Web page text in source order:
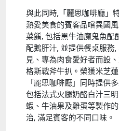
與此同時,「麗思咖啡廳」
熱愛美食的賓客品嚐異國
菜餚, 包括黑牛油魔鬼魚配
配鵝肝汁, 並提供餐桌服務
見、專為肉食愛好者而設
格斯戰斧牛扒。榮獲米芝
「麗思咖啡廳」同時提供
包括法式火腿奶酪白汁三
蝦、牛油果及雞蛋等製作
治, 滿足賓客的不同口味。